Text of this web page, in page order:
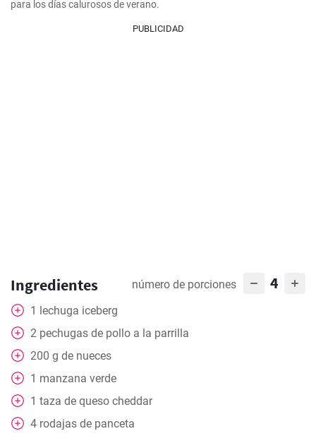
para los días calurosos de verano.
PUBLICIDAD
Ingredientes número de porciones 4
1 lechuga iceberg
2 pechugas de pollo a la parrilla
200 g de nueces
1 manzana verde
1 taza de queso cheddar
4 rodajas de panceta